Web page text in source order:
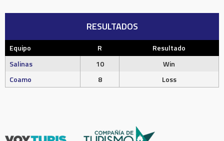
RESULTADOS
Equipo R
Resultado
Salinas
10
Win
Coamo
8 Loss